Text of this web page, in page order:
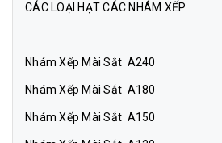
CÁC LOẠI HẠT CÁC NHÁM XẾP
Nhám Xếp Mài Sắt A240
Nhám Xếp Mài Sắt A180
Nhám Xếp Mài Sắt A150